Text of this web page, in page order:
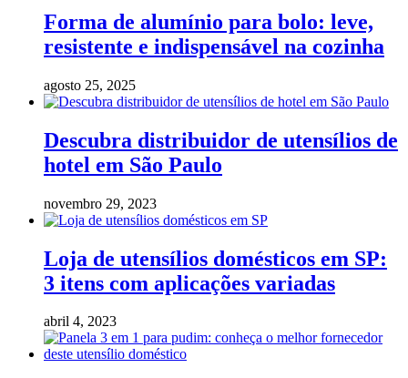
Forma de alumínio para bolo: leve,
resistente e indispensável na cozinha
agosto 25, 2025
Descubra distribuidor de utensílios de
hotel em São Paulo
novembro 29, 2023
Loja de utensílios domésticos em SP:
3 itens com aplicações variadas
abril 4, 2023